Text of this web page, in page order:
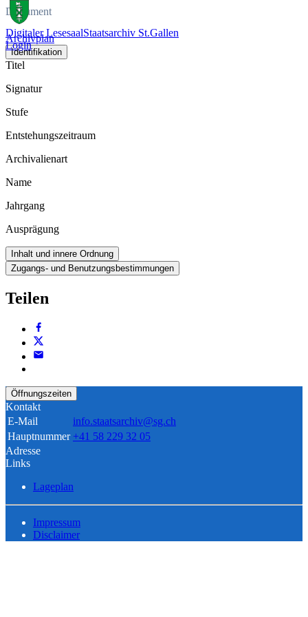
Digitaler LesesaalStaatsarchiv St.Gallen
Login
Dokument
Archivplan
Identifikation
Titel
Signatur
Stufe
Entstehungszeitraum
Archivalienart
Name
Jahrgang
Ausprägung
Inhalt und innere Ordnung
Zugangs- und Benutzungsbestimmungen
Teilen
Öffnungszeiten
Kontakt
E-Mail
info.staatsarchiv@sg.ch
Hauptnummer +41 58 229 32 05
Adresse
Links
Lageplan
Impressum
Disclaimer